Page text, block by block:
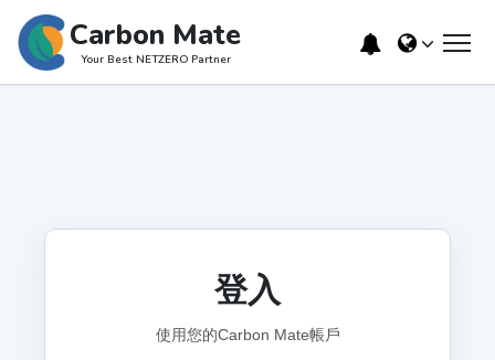
Carbon Mate
Your Best NETZERO Partner
登入
使用您的Carbon Mate帳戶